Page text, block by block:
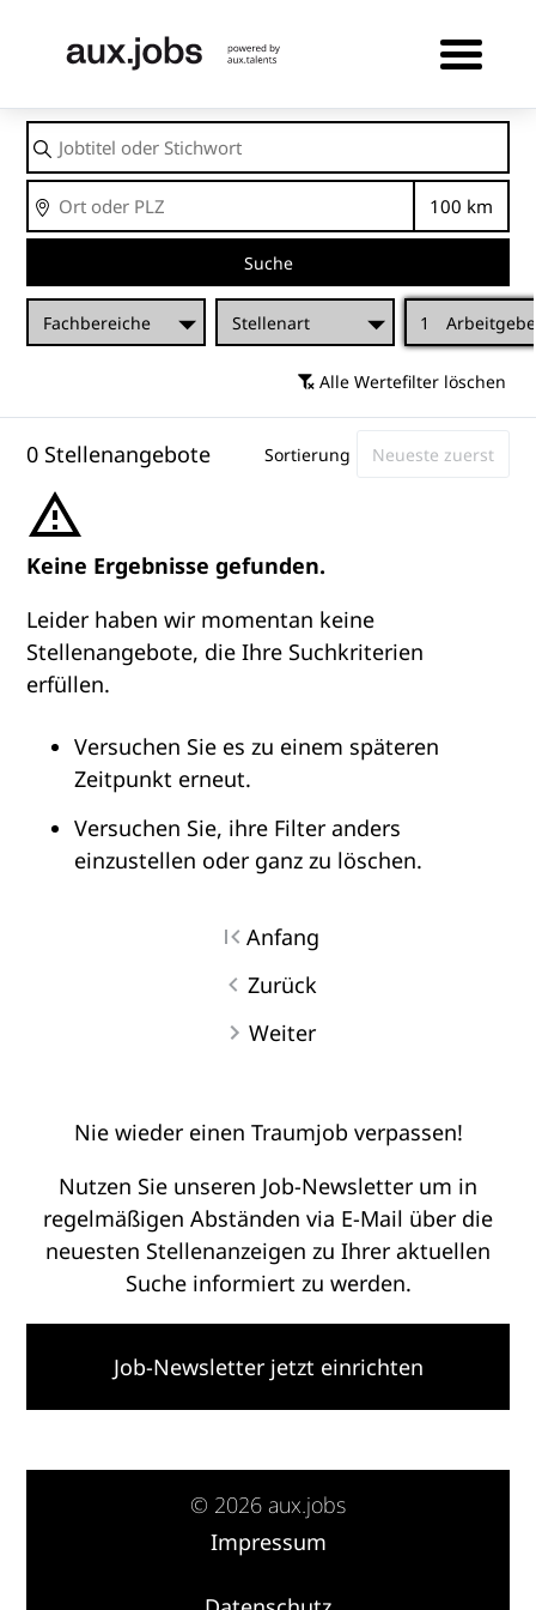
Jobtitel
oder
Stichwort
Ort
Suche
Fachbereiche Stellenart 1
Alle Wertefilter löschen
0 Stellenangebote Sortierung
Keine Ergebnisse gefunden.
Leider haben wir momentan keine
Stellenangebote, die Ihre Suchkriterien
erfüllen.
Versuchen Sie es zu einem späteren
Zeitpunkt erneut.
Versuchen Sie, ihre Filter anders
einzustellen oder ganz zu löschen.
Anfang
Zurück
Weiter
Nie wieder einen Traumjob verpassen!
Nutzen Sie unseren Job-Newsletter um in
regelmäßigen Abständen via E-Mail über die
neuesten Stellenanzeigen zu Ihrer aktuellen
Suche informiert zu werden.
Job-Newsletter jetzt einrichten
© 2026 aux.jobs
Impressum